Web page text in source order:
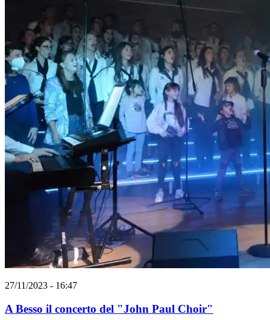
27/11/2023 - 16:47
A Besso il concerto del "John Paul Choir"